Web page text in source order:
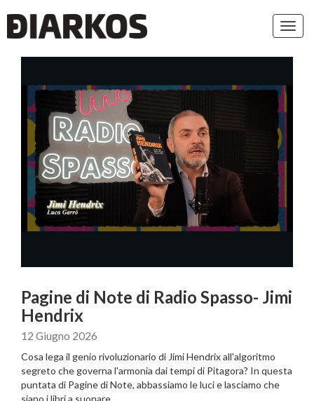
Pagine di Note di Radio Spasso- Jimi
Hendrix
12 Giugno 2026
Cosa lega il genio rivoluzionario di Jimi Hendrix all'algoritmo
segreto che governa l'armonia dai tempi di Pitagora? In questa
puntata di Pagine di Note, abbassiamo le luci e lasciamo che
siano i libri a suonare.